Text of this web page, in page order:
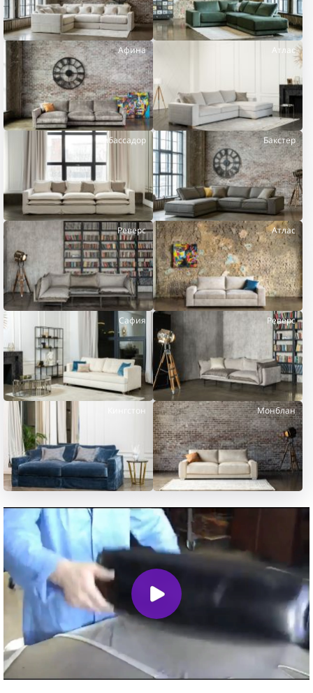
Афина Атлас
Амбассадор Бакстер
Реверс Атлас
Сафия Реверс
Кингстон Монблан